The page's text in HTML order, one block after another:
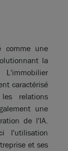
comme une
la
caractérisé
relations
une
de l'IA.
l'utilisation
et ses